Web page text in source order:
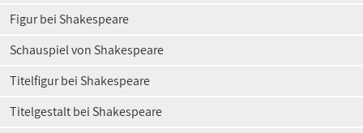
Figur bei Shakespeare
Schauspiel von Shakespeare
Titelfigur bei Shakespeare
Titelgestalt bei Shakespeare